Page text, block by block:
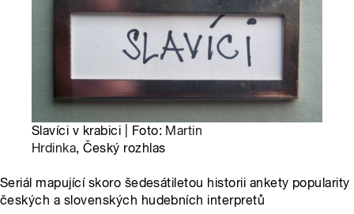
Slavíci v krabici | Foto: Martin
Hrdinka, Český rozhlas
Seriál mapující skoro šedesátiletou historii ankety popularity
českých a slovenských hudebních interpretů